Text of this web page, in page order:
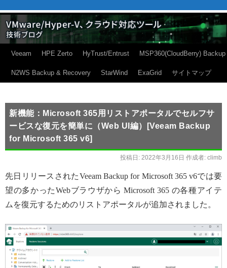
Veeam HPE Zerto HyTrust/Entrust MSP360(CloudBerry) Backup
N2WS Backup & Recovery StarWind ExaGrid サイトマップ
新機能：Microsoft 365用リストアポータルでセルフサ
ービスな復元を簡単に（Web UI編）[Veeam Backup
for Microsoft 365 v6]
投稿日: 2022年3月16日 作成者: climb
先日リリースされたVeeam Backup for Microsoft 365 v6では要
望の多かったWebブラウザから Microsoft 365 の各種アイテ
ムを復元するためのリストアポータルが追加されました。